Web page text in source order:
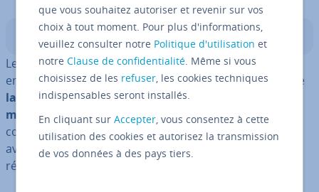
Les megabytes per second ou mé­gaoc­tets par seconde
en français, abrégé MBps, ou Mo/s, sont une mesure de
la vitesse trans­fé­rable des données vers et depuis la
mémoire d’un or­di­na­teur. Il existe un risque de
confusion avec l’unité des mégabits par seconde (Mbps
avec un petit b !), qui indique la capacité des lignes de
réseau.
que vous souhaitez autoriser et revenir sur vos
choix à tout moment. Pour plus d'informations,
veuillez consulter notre Politique d'utilisation et
notreClause de confidentialité. Même si vous
choisissez de les refuser, les cookies techniques
indispensables seront installés.
En cliquant surAccepter, vous consentez à cette
utilisation des cookies et autorisez la transmission
de vos données à des pays tiers.